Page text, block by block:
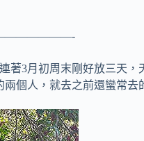
著3月初周末剛好放三天，
兩個人，就去之前還蠻常去